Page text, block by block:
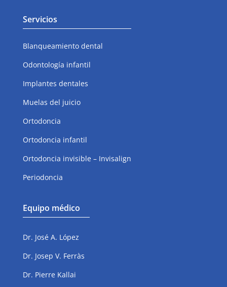
Servicios
Blanqueamiento dental
Odontología infantil
Implantes dentales
Muelas del juicio
Ortodoncia
Ortodoncia infantil
Ortodoncia invisible – Invisalign
Periodoncia
Equipo médico
Dr. José A. López
Dr. Josep V. Ferràs
Dr. Pierre Kallai